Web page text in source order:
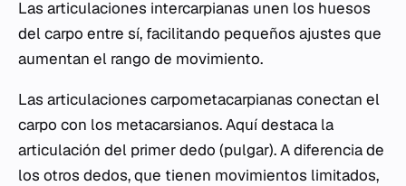
Las articulaciones intercarpianas unen los huesos
del carpo entre sí, facilitando pequeños ajustes que
aumentan el rango de movimiento.
Las articulaciones carpometacarpianas conectan el
carpo con los metacarsianos. Aquí destaca la
articulación del primer dedo (pulgar). A diferencia de
los otros dedos, que tienen movimientos limitados,